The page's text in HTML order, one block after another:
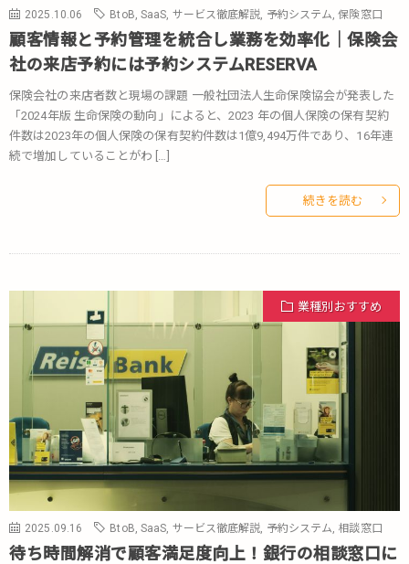
2025.10.06 BtoB SaaS サービス徹底解説 予約システム ,保険窓口
顧客情報と予約管理を統合し業務を効率化｜保険会
社の来店予約には予約システムRESERVA
保険会社の来店者数と現場の課題 一般社団法人生命保険協会が発表した
「2024年版 生命保険の動向」によると、2023 年の個人保険の保有契約
件数は2023年の個人保険の保有契約件数は1億9,494万件であり、16年連
続で増加していることがわ […]
続きを読む
業種別おすすめ
2025.09.16 BtoB SaaS サービス徹底解説 予約システム 相談窓口
待ち時間解消で顧客満足度向上！銀行の相談窓口に